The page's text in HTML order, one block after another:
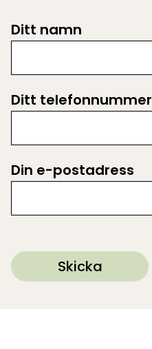
Ditt namn
Ditt telefonnummer
Din e-postadress